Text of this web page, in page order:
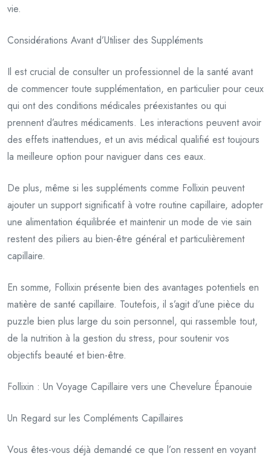
vie.
Considérations Avant d’Utiliser des Suppléments
Il est crucial de consulter un professionnel de la santé avant
de commencer toute supplémentation, en particulier pour ceux
qui ont des conditions médicales préexistantes ou qui
prennent d’autres médicaments. Les interactions peuvent avoir
des effets inattendues, et un avis médical qualifié est toujours
la meilleure option pour naviguer dans ces eaux.
De plus, même si les suppléments comme Follixin peuvent
ajouter un support significatif à votre routine capillaire, adopter
une alimentation équilibrée et maintenir un mode de vie sain
restent des piliers au bien-être général et particulièrement
capillaire.
En somme, Follixin présente bien des avantages potentiels en
matière de santé capillaire. Toutefois, il s’agit d’une pièce du
puzzle bien plus large du soin personnel, qui rassemble tout,
de la nutrition à la gestion du stress, pour soutenir vos
objectifs beauté et bien-être.
Follixin : Un Voyage Capillaire vers une Chevelure Épanouie
Un Regard sur les Compléments Capillaires
Vous êtes-vous déjà demandé ce que l’on ressent en voyant